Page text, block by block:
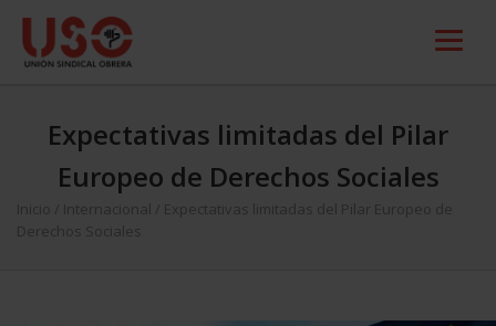
Expectativas limitadas del Pilar
Europeo de Derechos Sociales
Inicio Internacional
Expectativas limitadas del Pilar Europeo de
Derechos Sociales